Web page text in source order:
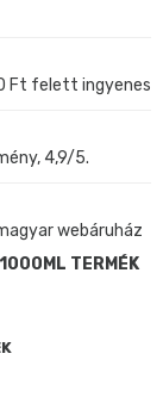
Ft felett ingyenes
4,9/5.
webáruház
TERMÉK